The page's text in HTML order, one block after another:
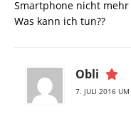
Smartphone nicht mehr
Was kann ich tun??
Obli
7. JULI 2016